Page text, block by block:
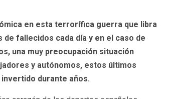
en esta terrorífica guerra que libra
fallecidos cada día y en el caso de
una muy preocupación situación
y autónomos, estos últimos
durante años.